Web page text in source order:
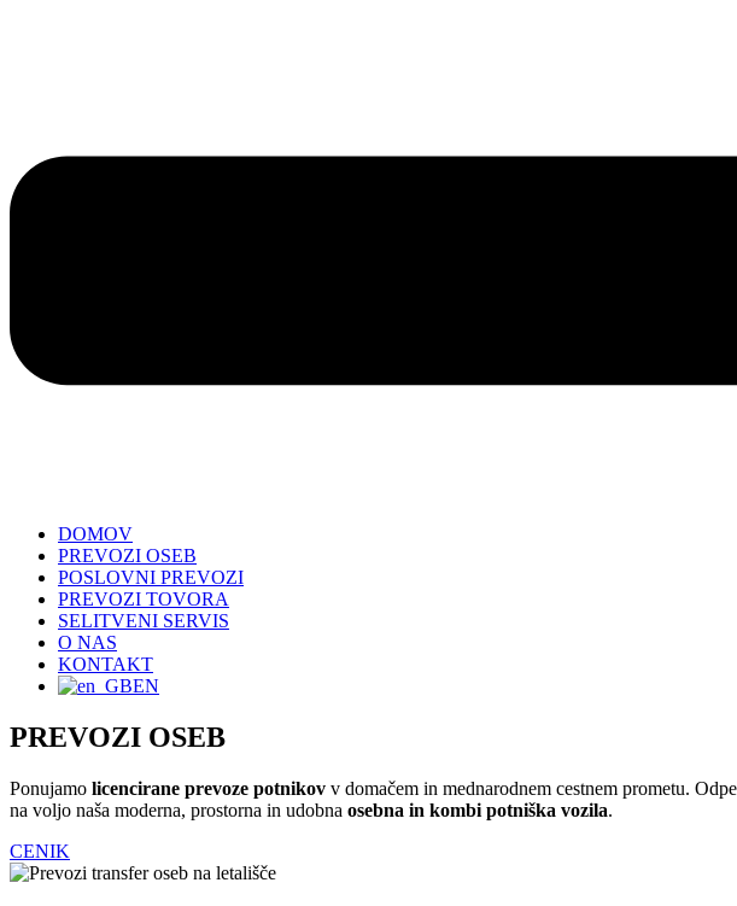
DOMOV
PREVOZI OSEB
POSLOVNI PREVOZI
PREVOZI TOVORA
SELITVENI SERVIS
O NAS
KONTAKT
EN
PREVOZI OSEB
Ponujamo licencirane prevoze potnikov v domačem in mednarodnem cestnem prometu.
na voljo naša moderna, prostorna in udobna osebna in kombi potniška vozila.
CENIK